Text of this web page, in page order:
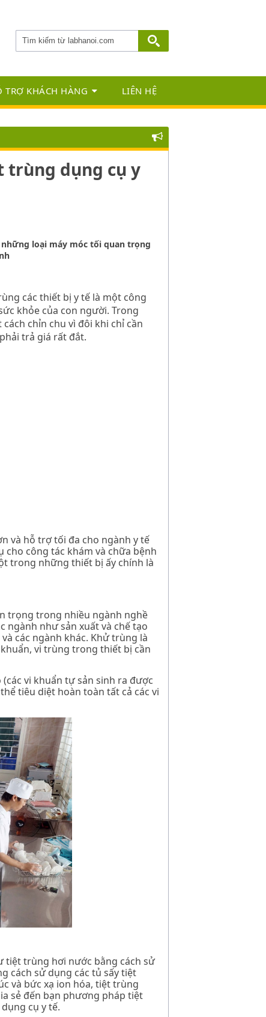
TRỢ KHÁCH HÀNG LIÊN HỆ
trùng dụng cụ y
loại máy móc tối quan trọng
các thiết bị y tế là một công
khỏe của con người. Trong
chỉn chu vì đôi khi chỉ cần
trả giá rất đắt.
và hỗ trợ tối đa cho ngành y tế
cho công tác khám và chữa bệnh
trong những thiết bị ấy chính là
trọng trong nhiều ngành nghề
ngành như sản xuất và chế tạo
các ngành khác. Khử trùng là
vi trùng trong thiết bị cần
vi khuẩn tự sản sinh ra được
tiêu diệt hoàn toàn tất cả các vi
tiệt trùng hơi nước bằng cách sử
cách sử dụng các tủ sấy tiệt
và bức xạ ion hóa, tiệt trùng
sẻ đến bạn phương pháp tiệt
cụ y tế.